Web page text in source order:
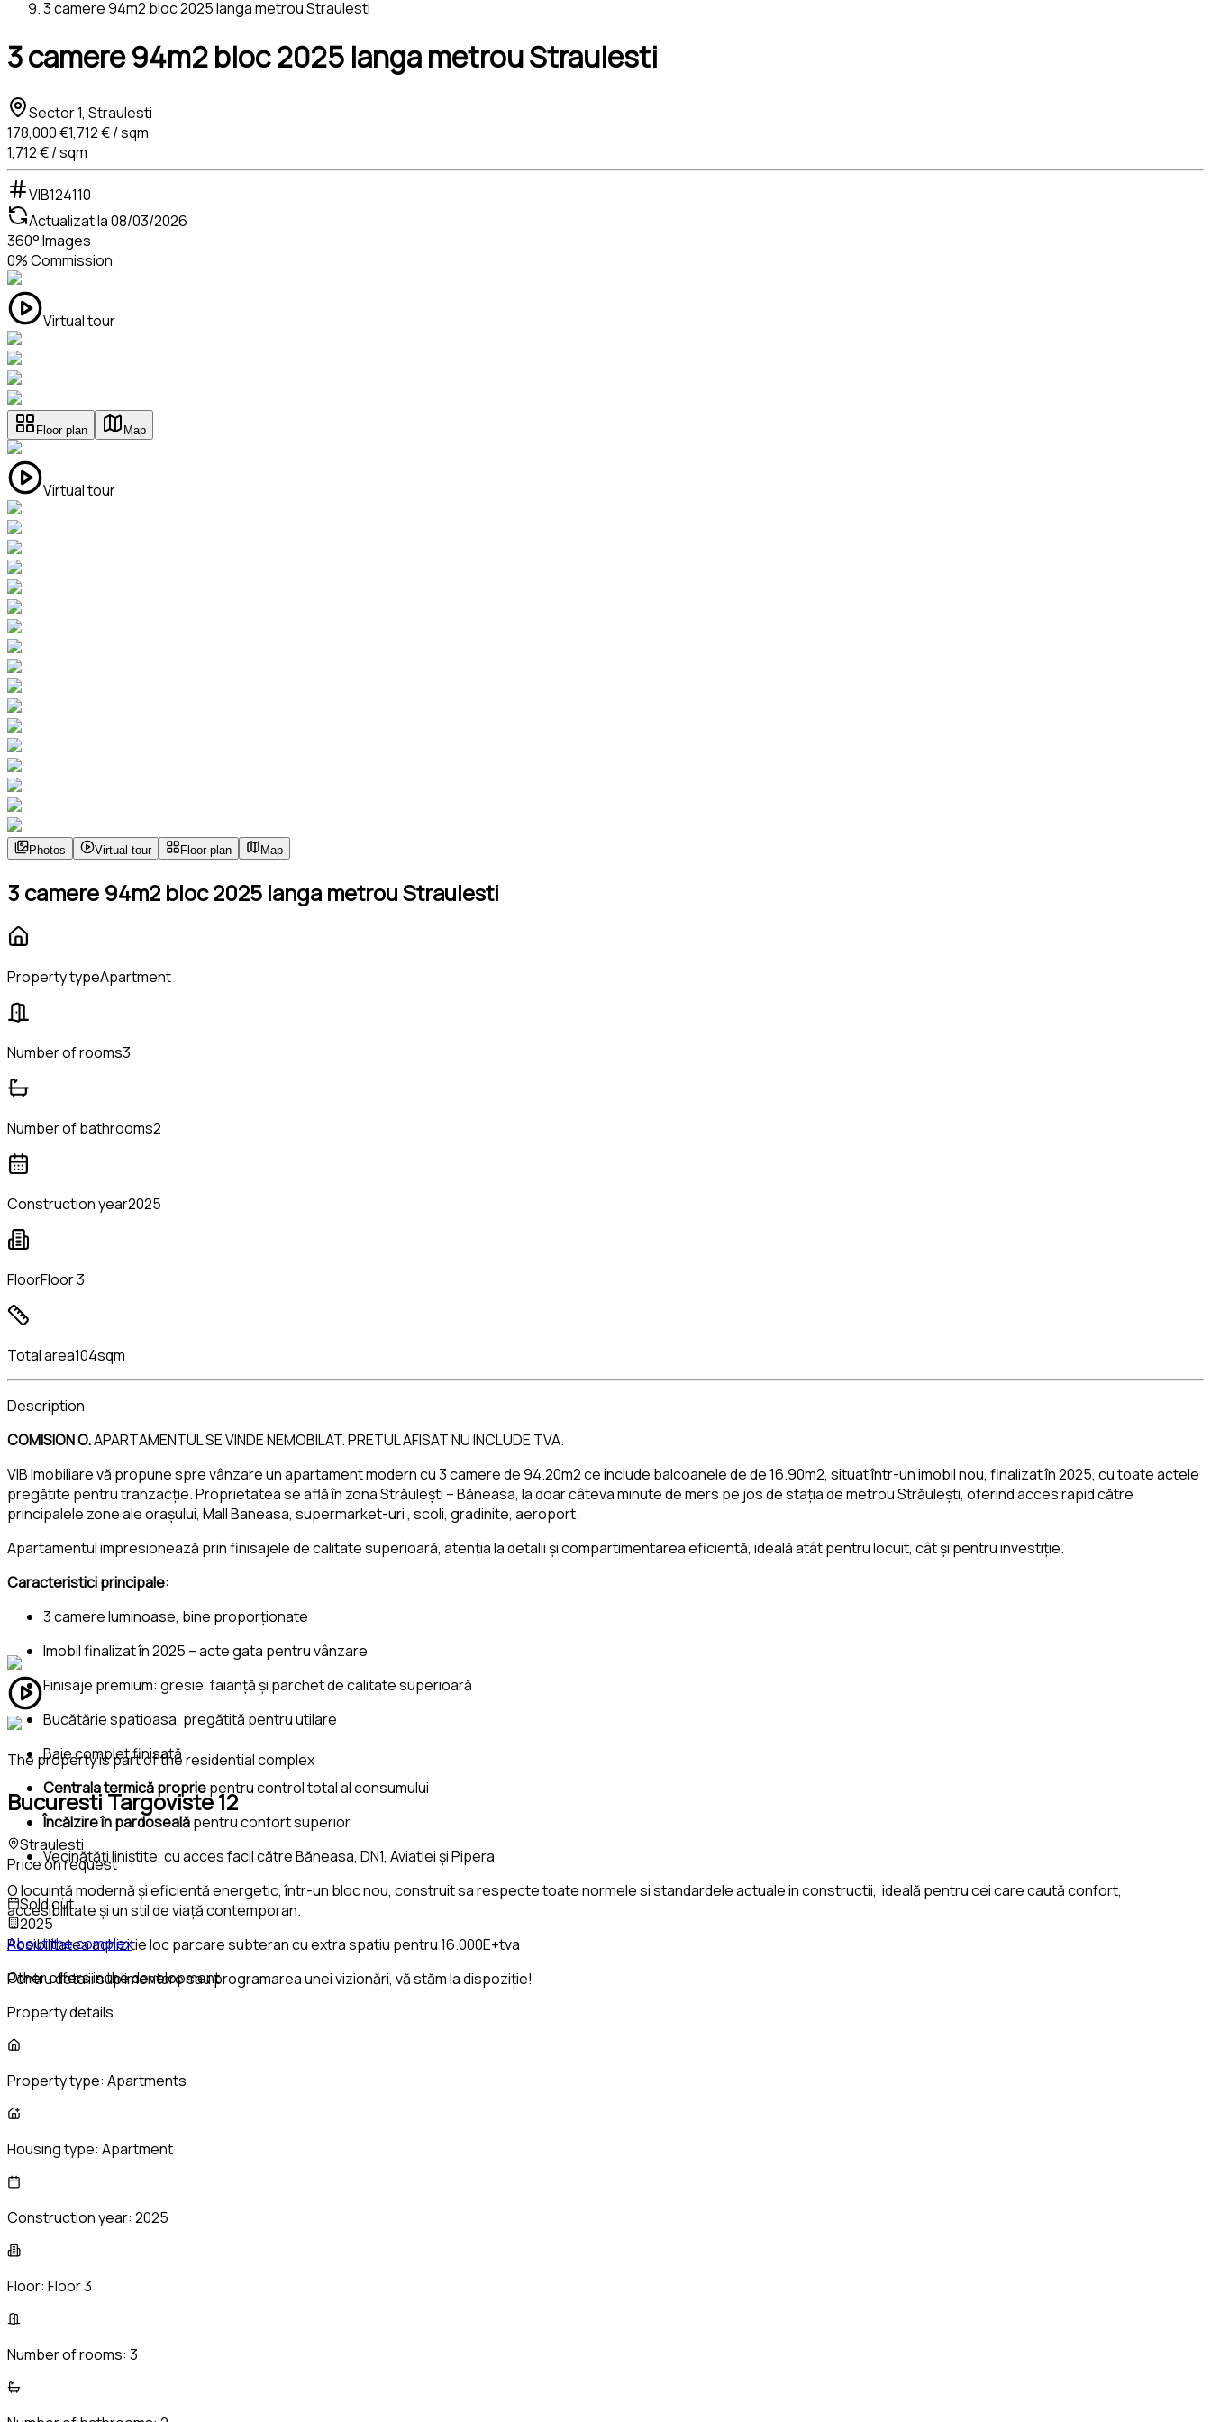
3 camere 94m2 bloc 2025 langa metrou Straulesti
3 camere 94m2 bloc 2025 langa metrou Straulesti
Sector 1, Straulesti
178,000 €1,712 € / sqm
1,712 € / sqm
VIB124110
Actualizat la08/03/2026
360° Images
0% Commission
Virtual tour
Floor plan Map
Virtual tour
Photos Virtual tour Floor plan Map
3 camere 94m2 bloc 2025 langa metrou Straulesti
Property typeApartment
Number of rooms3
Number of bathrooms2
Construction year2025
FloorFloor 3
Total area104sqm
Description
COMISION O.APARTAMENTUL SE VINDE NEMOBILAT. PRETUL AFISAT NU INCLUDE TVA.
VIB Imobiliare vă propune spre vânzare un apartament modern cu 3 camere de 94.20m2 ce include balcoanele de de 16.90m2, situat într-un imobil nou, finalizat în 2025, cu toate actele
pregătite pentru tranzacție. Proprietatea se află în zona Străulești – Băneasa, la doar câteva minute de mers pe jos de stația de metrou Străulești, oferind acces rapid către
principalele zone ale orașului, Mall Baneasa, supermarket-uri , scoli, gradinite, aeroport.
Apartamentul impresionează prin finisajele de calitate superioară, atenția la detalii și compartimentarea eficientă, ideală atât pentru locuit, cât și pentru investiție.
Caracteristici principale:
3 camere luminoase, bine proporționate
Imobil finalizat în 2025 – acte gata pentru vânzare
Finisaje premium: gresie, faianță și parchet de calitate superioară
Bucătărie spatioasa, pregătită pentru utilare
Baie complet finisată
Centrala termică propriepentru control total al consumului
Încălzire în pardosealăpentru confort superior
Vecinătăți liniștite, cu acces facil către Băneasa, DN1, Aviatiei și Pipera
O locuință modernă și eficientă energetic, într-un bloc nou, construit sa respecte toate normele si standardele actuale in constructii, ideală pentru cei care caută confort,
accesibilitate și un stil de viață contemporan.
Posibilitatea achizitie loc parcare subteran cu extra spatiu pentru 16.000E+tva
Pentru detalii suplimentare sau programarea unei vizionări, vă stăm la dispoziție!
The property is part of the residential complex
Bucuresti Targoviste 12
Straulesti
Price on request
...
Sold out
2025
About the complex
Other offers in the development
Property details
Property type: Apartments
Housing type: Apartment
Construction year: 2025
Floor: Floor 3
Number of rooms: 3